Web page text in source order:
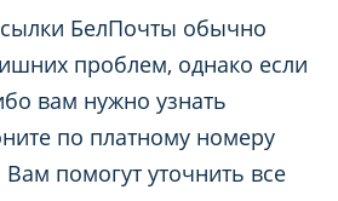
БелПочты обычно
проблем, однако если
вам нужно узнать
по платному номеру
Вам помогут уточнить все